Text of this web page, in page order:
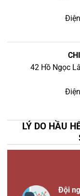
42 Hồ Ngọc
LÝ DO HẦU
Đội